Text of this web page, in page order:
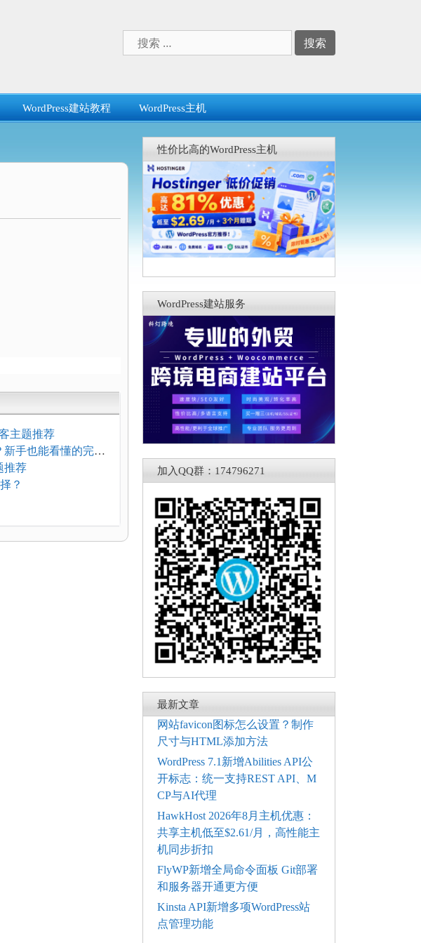
索：
WordPress建站教程 WordPress主机
主题推荐
新手也能看懂的完整
推荐
？
性价比高的WordPress主机
WordPress建站服务
加入QQ群：174796271
最新文章
网站favicon图标怎么设置？制作
尺寸与HTML添加方法
WordPress 7.1新增Abilities API公
开标志：统一支持REST API、M
CP与AI代理
HawkHost 2026年8月主机优惠：
共享主机低至$2.61/月，高性能主
机同步折扣
FlyWP新增全局命令面板 Git部署
和服务器开通更方便
Kinsta API新增多项WordPress站
点管理功能